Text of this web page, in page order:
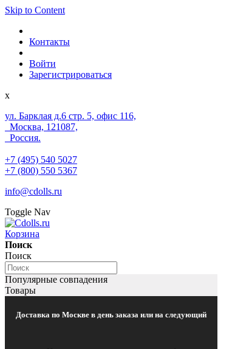
Skip to Content
Контакты
Войти
Зарегистрироваться
x
ул. Барклая д.6 стр. 5, офис 116,
Москва, 121087,
Россия.
+7 (495) 540 5027
+7 (800) 550 5367
info@cdolls.ru
Toggle Nav
Корзина
Поиск
Поиск
Популярные совпадения
Товары
Доставка по Москве в день заказа или на следующий